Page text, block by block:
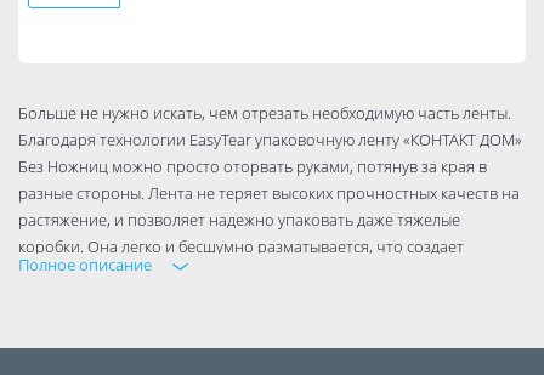
Больше не нужно искать, чем отрезать необходимую часть ленты.
Благодаря технологии EasyTear упаковочную ленту «КОНТАКТ ДОМ»
Без Ножниц можно просто оторвать руками, потянув за края в
разные стороны. Лента не теряет высоких прочностных качеств на
растяжение, и позволяет надежно упаковать даже тяжелые
коробки. Она легко и бесшумно разматывается, что создает
дополнительный комфорт при использовании.
Полное описание